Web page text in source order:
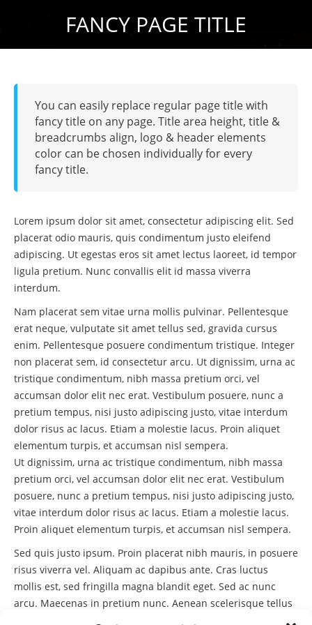
FANCY PAGE TITLE
Estás aquí:
You can easily replace regular page title with
fancy title on any page. Title area height, title &
breadcrumbs align, logo & header elements
color can be chosen individually for every
fancy title.
Lorem ipsum dolor sit amet, consectetur adipiscing elit. Sed
placerat odio mauris, quis condimentum justo eleifend
adipiscing. Ut egestas eros sit amet lectus laoreet, id tempor
ligula pretium. Nunc convallis elit id massa viverra
interdum.
Nam placerat sem vitae urna mollis pulvinar. Pellentesque
erat neque, vulputate sit amet tellus sed, gravida cursus
enim. Pellentesque posuere condimentum tristique. Integer
non placerat sem, id consectetur arcu. Ut dignissim, urna ac
tristique condimentum, nibh massa pretium orci, vel
accumsan dolor elit nec erat. Vestibulum posuere, nunc a
pretium tempus, nisi justo adipiscing justo, vitae interdum
dolor risus ac lacus. Etiam a molestie lacus. Proin aliquet
elementum turpis, et accumsan nisl sempera.
Ut dignissim, urna ac tristique condimentum, nibh massa
pretium orci, vel accumsan dolor elit nec erat. Vestibulum
posuere, nunc a pretium tempus, nisi justo adipiscing justo,
vitae interdum dolor risus ac lacus. Etiam a molestie lacus.
Proin aliquet elementum turpis, et accumsan nisl sempera.
Sed quis justo ipsum. Proin placerat nibh mauris, in posuere
risus viverra vel. Aliquam ac dapibus ante. Cras luctus
mollis est, sed fringilla magna blandit eget. Sed ac nunc
arcu. Maecenas in pretium nunc. Aenean scelerisque tellus